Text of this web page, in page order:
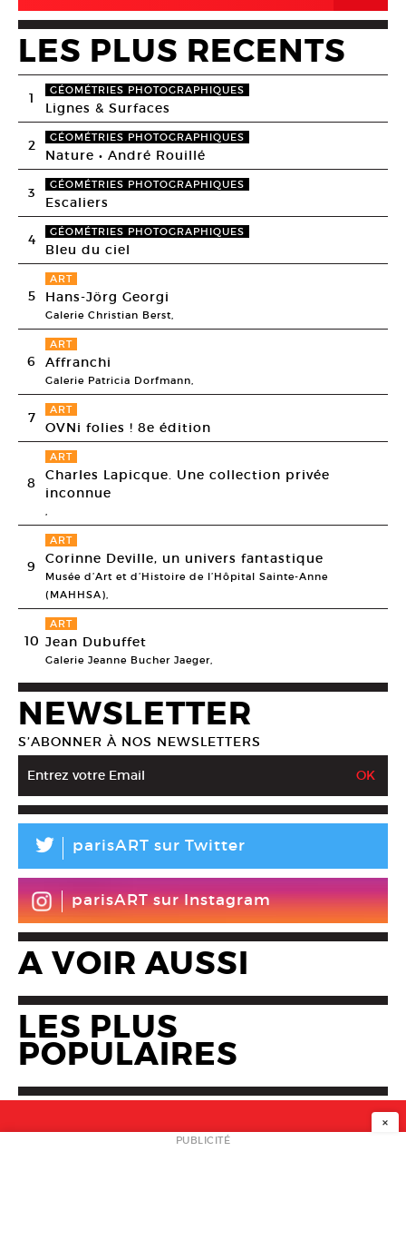
LES PLUS RECENTS
1 GÉOMÉTRIES PHOTOGRAPHIQUES
Lignes & Surfaces
2 GÉOMÉTRIES PHOTOGRAPHIQUES
Nature • André Rouillé
3 GÉOMÉTRIES PHOTOGRAPHIQUES
Escaliers
4 GÉOMÉTRIES PHOTOGRAPHIQUES
Bleu du ciel
5
ART
Hans-Jörg Georgi
Galerie Christian Berst,
6
ART
Affranchi
Galerie Patricia Dorfmann,
7 ART
OVNi folies ! 8e édition
8
ART
Charles Lapicque. Une collection privée
inconnue
,
9
ART
Corinne Deville, un univers fantastique
Musée d’Art et d’Histoire de l’Hôpital Sainte-Anne
(MAHHSA),
10
ART
Jean Dubuffet
Galerie Jeanne Bucher Jaeger,
NEWSLETTER
S’ABONNER À NOS NEWSLETTERS
L parisART sur Twitter
parisART sur Instagram
A VOIR AUSSI
LES PLUS
POPULAIRES
NEWSLETTER
×
PUBLICITÉ